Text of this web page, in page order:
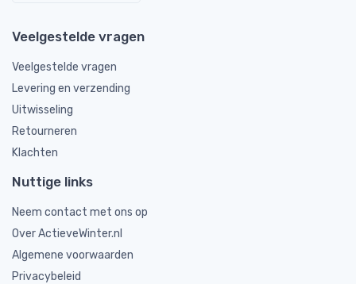
Veelgestelde vragen
Veelgestelde vragen
Levering en verzending
Uitwisseling
Retourneren
Klachten
Nuttige links
Neem contact met ons op
Over ActieveWinter.nl
Algemene voorwaarden
Privacybeleid